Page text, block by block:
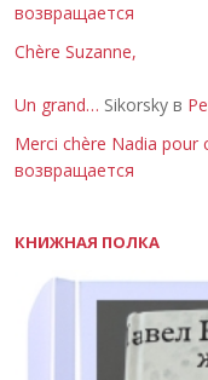
возвращается
Chère Suzanne,
Un grand… Sikorsky в
Merci chère Nadia pour
возвращается
КНИЖНАЯ ПОЛКА